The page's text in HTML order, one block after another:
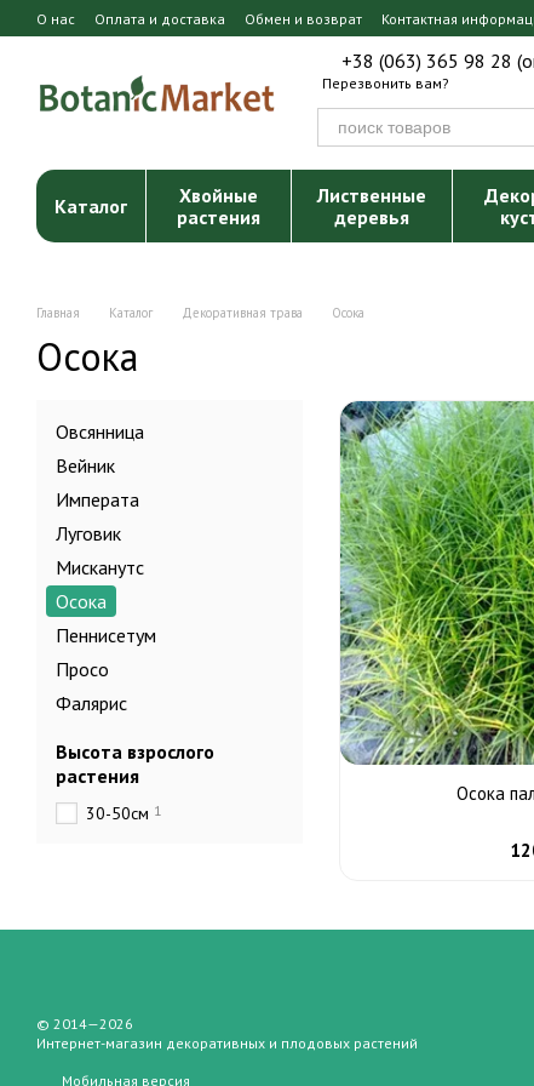
Перейти к основному контенту
О нас Оплата и доставка Обмен и возврат Контактная
+38 (063) 365 98 28
Перезвонить вам?
Каталог
Хвойные
растения
Лиственные
деревья
Главная Каталог Декоративная трава Осока
Осока
Осока
Овсянница
Вейник
Императа
Луговик
Мисканутс
Осока
Пеннисетум
Просо
Фалярис
Высота взрослого
растения
30-50см 1
© 2014—2026
Интернет-магазин декоративных и плодовых растений
Мобильная версия